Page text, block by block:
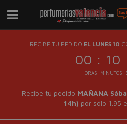
RECIBE TU PEDIDO EL LUNES 10
00 : 10
HORAS MINUTOS
Recibe tu pedido MAÑANA
14h) por sólo 1.95